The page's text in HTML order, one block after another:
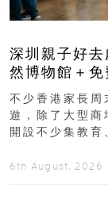
深圳親子好
然博物館＋
齡、交通、門
不少香港家長周
遊，除了大型商
開設不少集教
6th August, 2026